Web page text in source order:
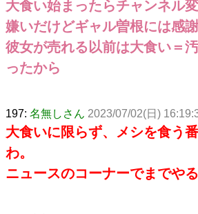
大食い始まったらチャンネル
嫌いだけどギャル曽根には感
彼女が売れる以前は大食い＝
ったから
197: 名無しさん 2023/07/02(日)
大食いに限らず、メシを食う
わ。
ニュースのコーナーでまでやる